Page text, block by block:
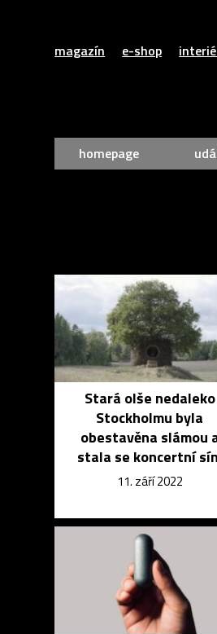
magazín e-shop
homepage
Stará olše nedaleko
Stockholmu byla
obestavěna slámou
stala se koncertní
11. září 2022